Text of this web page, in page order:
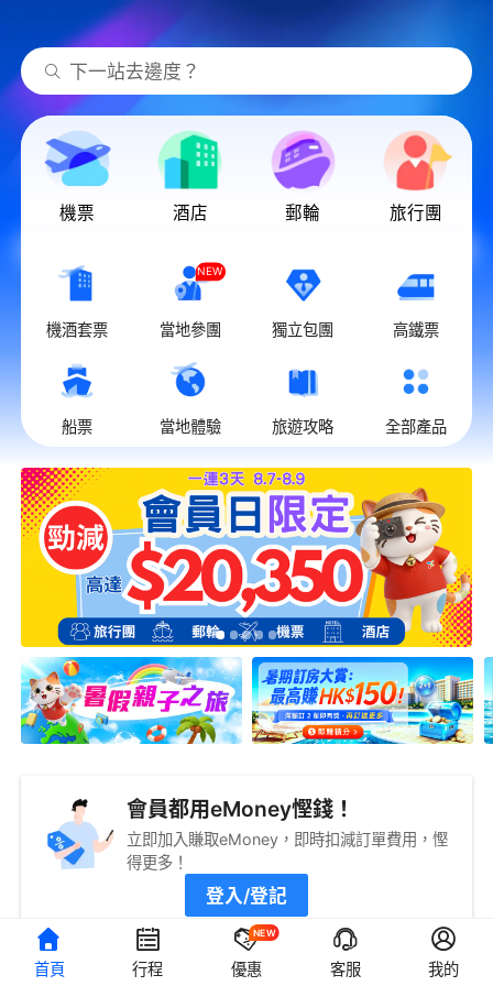
下一站去邊度？
機票 酒店 郵輪 旅行團
機酒套票
NEW
當地參團 獨立包團 高鐵票
船票 當地體驗 旅遊攻略 全部產品
會員都用eMoney慳錢！
立即加入賺取eMoney，即時扣減訂單費用，慳
得更多！
登入/登記
旅遊攻略 查看更多
首頁 行程
NEW
優惠 客服 我的